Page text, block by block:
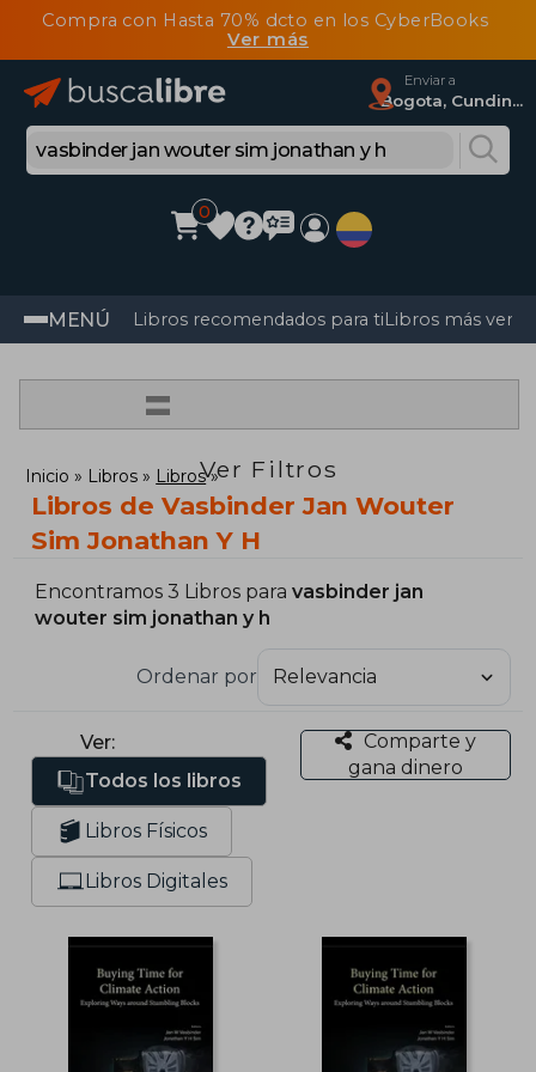
Compra con Hasta 70% dcto en los CyberBooks
Ver más
Enviar a
Bogota, Cundinamarca
0
MENÚ Libros recomendados para tiLibros más
=
Ver Filtros
Inicio Libros Libros
Libros de Vasbinder Jan Wouter
Sim Jonathan Y H
Encontramos 3 Libros paravasbinder jan
wouter sim jonathan y h
Ordenar por
Ver:
Todos los libros
Libros Físicos
Libros Digitales
Comparte y
gana dinero